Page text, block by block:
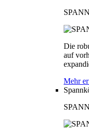
Die
auf
Mehr